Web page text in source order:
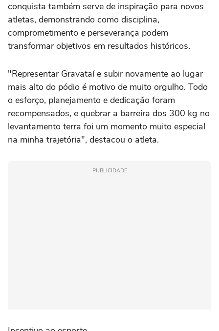
conquista também serve de inspiração para novos
atletas, demonstrando como disciplina,
comprometimento e perseverança podem
transformar objetivos em resultados históricos.
"Representar Gravataí e subir novamente ao lugar
mais alto do pódio é motivo de muito orgulho. Todo
o esforço, planejamento e dedicação foram
recompensados, e quebrar a barreira dos 300 kg no
levantamento terra foi um momento muito especial
na minha trajetória", destacou o atleta.
PUBLICIDADE